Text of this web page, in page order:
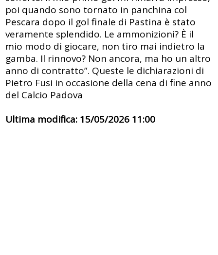
poi quando sono tornato in panchina col
Pescara dopo il gol finale di Pastina è stato
veramente splendido. Le ammonizioni? È il
mio modo di giocare, non tiro mai indietro la
gamba. Il rinnovo? Non ancora, ma ho un altro
anno di contratto”. Queste le dichiarazioni di
Pietro Fusi in occasione della cena di fine anno
del Calcio Padova
Ultima modifica: 15/05/2026 11:00